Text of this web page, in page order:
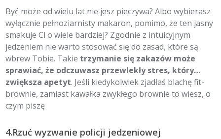
Być może od wielu lat nie jesz pieczywa? Albo wybierasz
wyłącznie pełnoziarnisty makaron, pomimo, że ten jasny
smakuje Ci o wiele bardziej? Zgodnie z intuicyjnym
jedzeniem nie warto stosować się do zasad, które są
wbrew Tobie. Takie trzymanie się zakazów może
sprawiać, że odczuwasz przewlekły stres, który…
zwiększa apetyt. Jeśli kiedykolwiek zjadłaś blachę fit-
brownie, zamiast kawałka zwykłego brownie to wiesz, o
czym piszę
4.Rzuć wyzwanie policji jedzeniowej